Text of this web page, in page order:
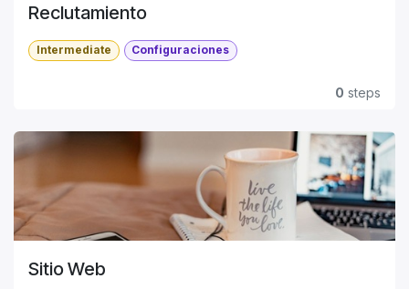
Reclutamiento
Intermediate Configuraciones
0 steps
Sitio Web